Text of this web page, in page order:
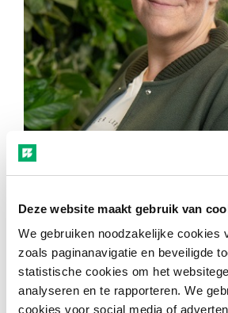
Deze website maakt gebruik van
We gebruiken noodzakelijke cookies
zoals paginanavigatie en beveiligde
statistische cookies om het
analyseren en te rapporteren. We
cookies voor social media of
Leermiddelspecialist mbo
Wat heb jij met groen?
“Groen geeft me energie,